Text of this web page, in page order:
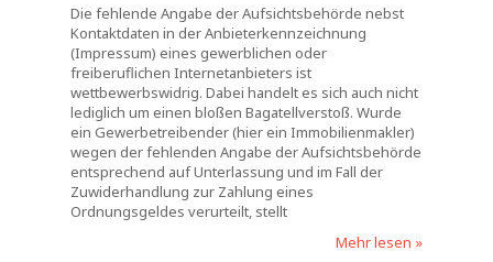
Die fehlende Angabe der Aufsichtsbehörde nebst
Kontaktdaten in der Anbieterkennzeichnung
(Impressum) eines gewerblichen oder
freiberuflichen Internetanbieters ist
wettbewerbswidrig. Dabei handelt es sich auch nicht
lediglich um einen bloßen Bagatellverstoß. Wurde
ein Gewerbetreibender (hier ein Immobilienmakler)
wegen der fehlenden Angabe der Aufsichtsbehörde
entsprechend auf Unterlassung und im Fall der
Zuwiderhandlung zur Zahlung eines
Ordnungsgeldes verurteilt, stellt
Mehr lesen »